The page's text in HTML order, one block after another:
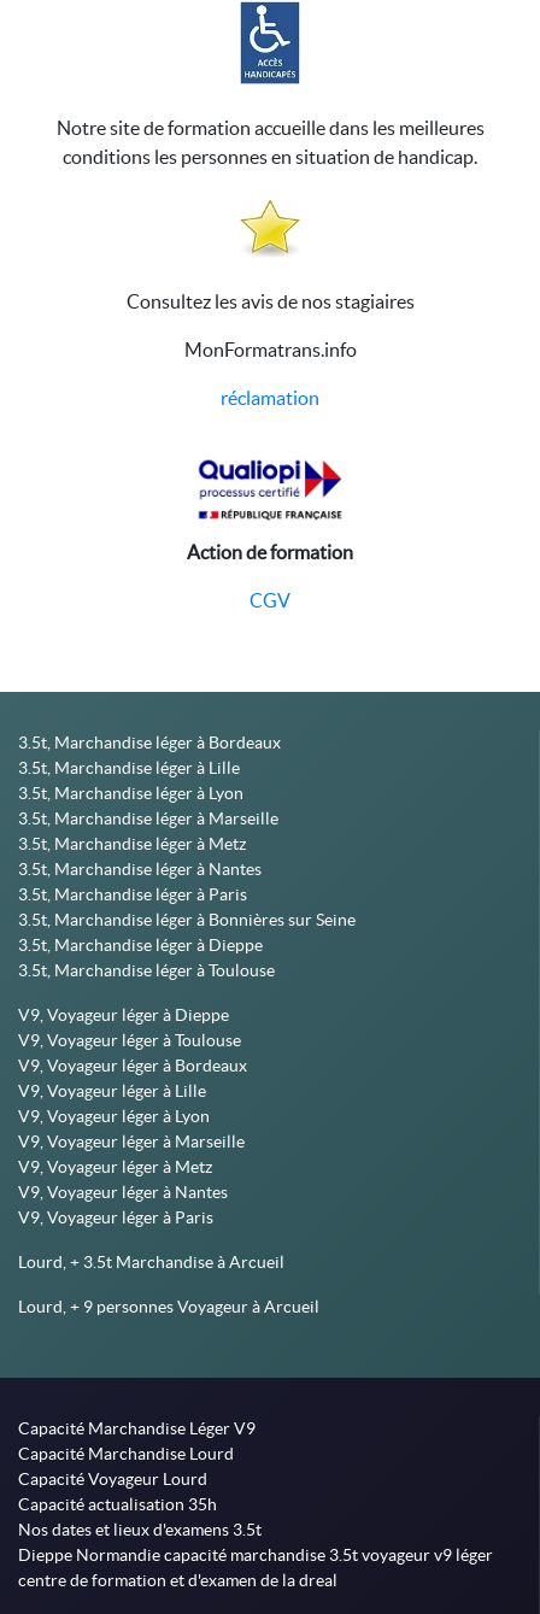
Notre site de formation accueille dans les meilleures
conditions les personnes en situation de handicap.
Consultez les avis de nos stagiaires
MonFormatrans.info
réclamation
Action de formation
CGV
3.5t, Marchandise léger à Bordeaux
3.5t, Marchandise léger à Lille
3.5t, Marchandise léger à Lyon
3.5t, Marchandise léger à Marseille
3.5t, Marchandise léger à Metz
3.5t, Marchandise léger à Nantes
3.5t, Marchandise léger à Paris
3.5t, Marchandise léger à Bonnières sur Seine
3.5t, Marchandise léger à Dieppe
3.5t, Marchandise léger à Toulouse
V9, Voyageur léger à Dieppe
V9, Voyageur léger à Toulouse
V9, Voyageur léger à Bordeaux
V9, Voyageur léger à Lille
V9, Voyageur léger à Lyon
V9, Voyageur léger à Marseille
V9, Voyageur léger à Metz
V9, Voyageur léger à Nantes
V9, Voyageur léger à Paris
Lourd, + 3.5t Marchandise à Arcueil
Lourd, + 9 personnes Voyageur à Arcueil
Capacité Marchandise Léger V9
Capacité Marchandise Lourd
Capacité Voyageur Lourd
Capacité actualisation 35h
Nos dates et lieux d'examens 3.5t
Dieppe Normandie capacité marchandise 3.5t voyageur v9 léger
centre de formation et d'examen de la dreal